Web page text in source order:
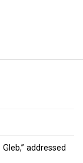
Gleb,” addressed